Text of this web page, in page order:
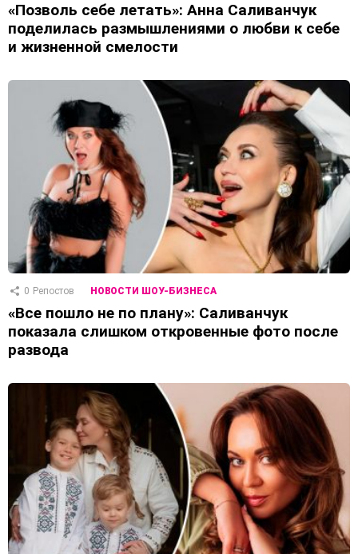
«Позволь себе летать»: Анна Саливанчук
поделилась размышлениями о любви к себе
и жизненной смелости
0 Репостов НОВОСТИ ШОУ-БИЗНЕСА
«Все пошло не по плану»: Саливанчук
показала слишком откровенные фото после
развода